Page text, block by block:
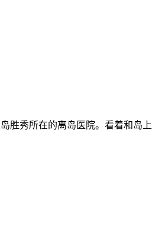
胜秀所在的离岛医院。看着和